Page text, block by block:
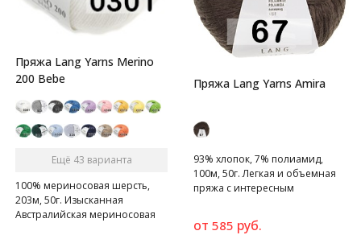
Пряжа Lang Yarns Merino
200 Bebe
Ещё 43 варианта
100% мериносовая шерсть,
203м, 50г. Изысканная
Австралийская мериносовая
Пряжа Lang Yarns Amira
93% хлопок, 7% полиамид,
100м, 50г. Легкая и объемная
пряжа с интересным
сдержанные цвета.
от 585 руб.